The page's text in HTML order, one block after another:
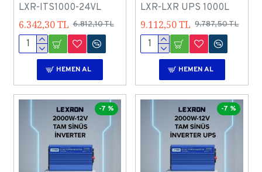
LXR-ITS1000-24VL
6.342,30 TL 6.812,10 TL
HEMEN AL
LXR-LXR UPS 1000L
9.112,50 TL 9.787,50 TL
HEMEN AL
-7 % -7 %